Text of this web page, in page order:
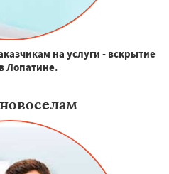
на услуги - вскрытие
Лопатине.